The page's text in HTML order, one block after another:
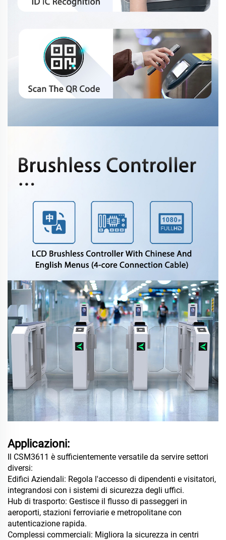
Applicazioni:
Il CSM3611 è sufficientemente versatile da servire settori
diversi:
Edifici Aziendali: Regola l'accesso di dipendenti e visitatori,
integrandosi con i sistemi di sicurezza degli uffici.
Hub di trasporto: Gestisce il flusso di passeggeri in
aeroporti, stazioni ferroviarie e metropolitane con
autenticazione rapida.
Complessi commerciali: Migliora la sicurezza in centri